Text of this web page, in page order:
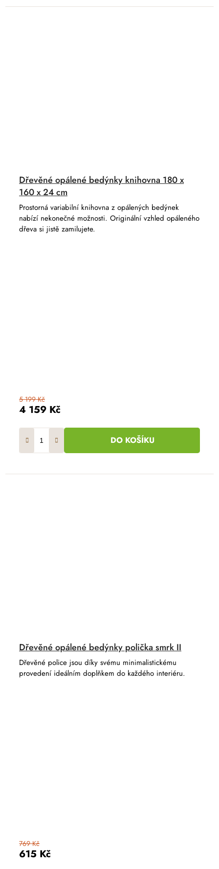
Dřevěné opálené bedýnky knihovna 180 x
160 x 24 cm
4 159 Kč
5 199 Kč
DO KOŠÍKU
Prostorná variabilní knihovna z opálených bedýnek
nabízí nekonečné možnosti. Originální vzhled opáleného
dřeva si jistě zamilujete.
Dřevěné opálené bedýnky polička smrk II
615 Kč
769 Kč
Dřevěné police jsou díky svému minimalistickému
provedení ideálním doplňkem do každého interiéru.